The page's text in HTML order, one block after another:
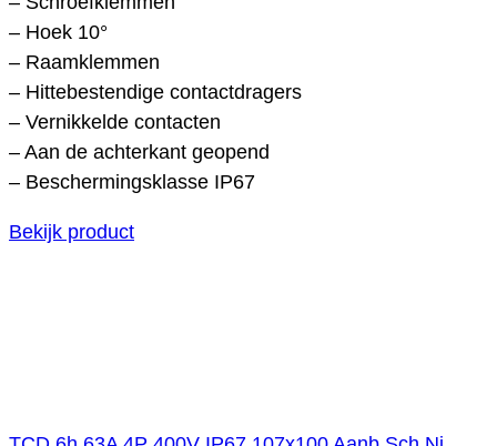
– Hoek 10°
– Raamklemmen
– Hittebestendige contactdragers
– Vernikkelde contacten
– Aan de achterkant geopend
– Beschermingsklasse IP67
Bekijk product